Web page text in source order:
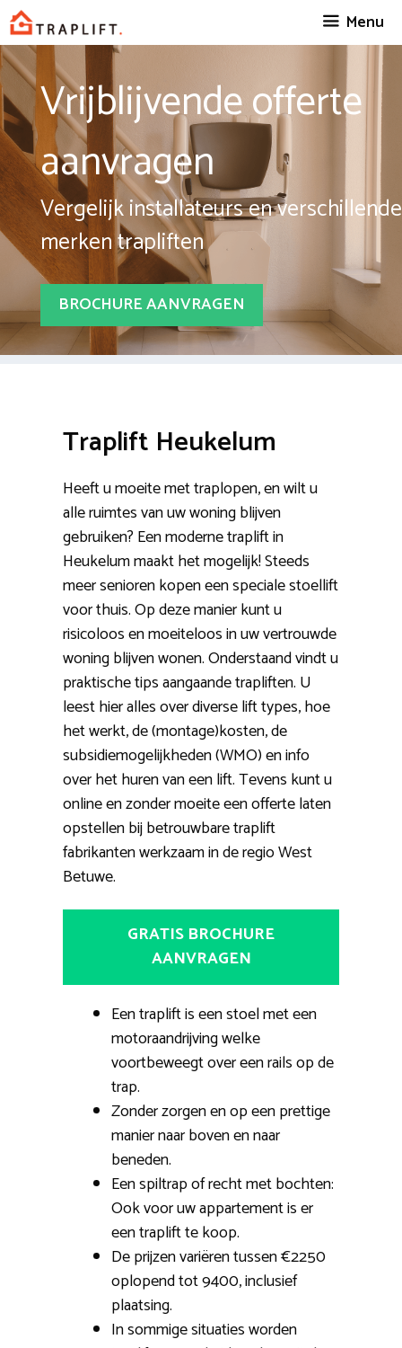
Spring
naar
inhoud
Menu
Vrijblijvende offerte
aanvragen
Vergelijk installateurs en verschillende
merken trapliften
BROCHURE AANVRAGEN
Traplift Heukelum
Heeft u moeite met traplopen, en wilt u
alle ruimtes van uw woning blijven
gebruiken? Een moderne traplift in
Heukelum maakt het mogelijk! Steeds
meer senioren kopen een speciale stoellift
voor thuis. Op deze manier kunt u
risicoloos en moeiteloos in uw vertrouwde
woning blijven wonen. Onderstaand vindt u
praktische tips aangaande trapliften. U
leest hier alles over diverse lift types, hoe
het werkt, de (montage)kosten, de
subsidiemogelijkheden (WMO) en info
over het huren van een lift. Tevens kunt u
online en zonder moeite een offerte laten
opstellen bij betrouwbare traplift
fabrikanten werkzaam in de regio West
Betuwe.
GRATIS BROCHURE
AANVRAGEN
Een traplift is een stoel met een
motoraandrijving welke
voortbeweegt over een rails op de
trap.
Zonder zorgen en op een prettige
manier naar boven en naar
beneden.
Een spiltrap of recht met bochten:
Ook voor uw appartement is er
een traplift te koop.
De prijzen variëren tussen €2250
oplopend tot 9400, inclusief
plaatsing.
In sommige situaties worden